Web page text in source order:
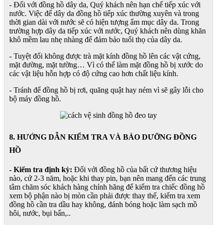
- Đối với đồng hồ dây da, Quý khách nên hạn chế tiếp xúc với
nước. Việc để dây da đồng hồ tiếp xúc thường xuyên và trong
thời gian dài với nước sẽ có hiện tượng ẩm mục dây da. Trong
trường hợp dây da tiếp xúc với nước, Quý khách nên dùng khăn
khô mềm lau nhẹ nhàng để đảm bảo tuổi thọ của dây da.
- Tuyệt đối không được trà mặt kính đồng hồ lên các vật cứng,
mặt đường, mặt tường… Vì có thể làm mặt đồng hồ bị xước do
các vật liệu hỗn hợp có độ cứng cao hơn chất liệu kính.
- Tránh để đồng hồ bị rơi, quăng quật hay ném vì sẽ gây lỗi cho
bộ máy đồng hồ.
8. HƯỚNG DẪN KIỂM TRA VÀ BẢO DƯỠNG ĐỒNG
HỒ
- Kiểm tra định kỳ: Đối với đồng hồ của bất cứ thương hiệu
nào, cứ 2-3 năm, hoặc khi thay pin, bạn nên mang đến các trung
tâm chăm sóc khách hàng chính hãng để kiểm tra chiếc đồng hồ
xem bộ phận nào bị mòn cần phải được thay thế, kiểm tra xem
đồng hồ cần tra dầu hay không, đánh bóng hoặc làm sạch mồ
hôi, nước, bụi bẩn,..